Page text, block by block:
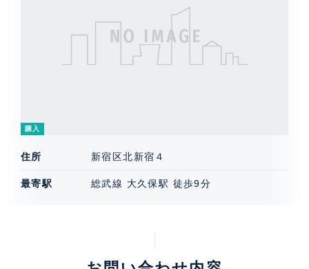
購入
住所 新宿区北新宿４
最寄駅 総武線 大久保駅 徒歩9分